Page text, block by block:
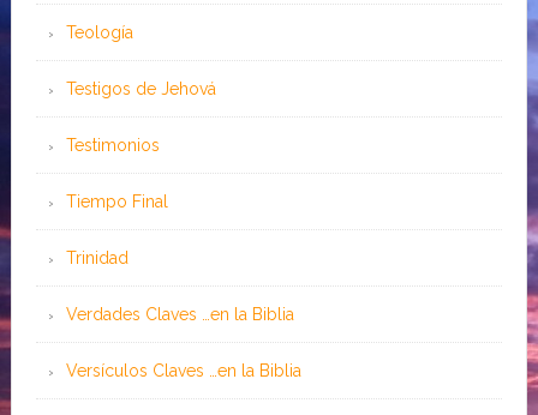
Teología
Testigos de Jehová
Testimonios
Tiempo Final
Trinidad
Verdades Claves …en la Biblia
Versículos Claves …en la Biblia